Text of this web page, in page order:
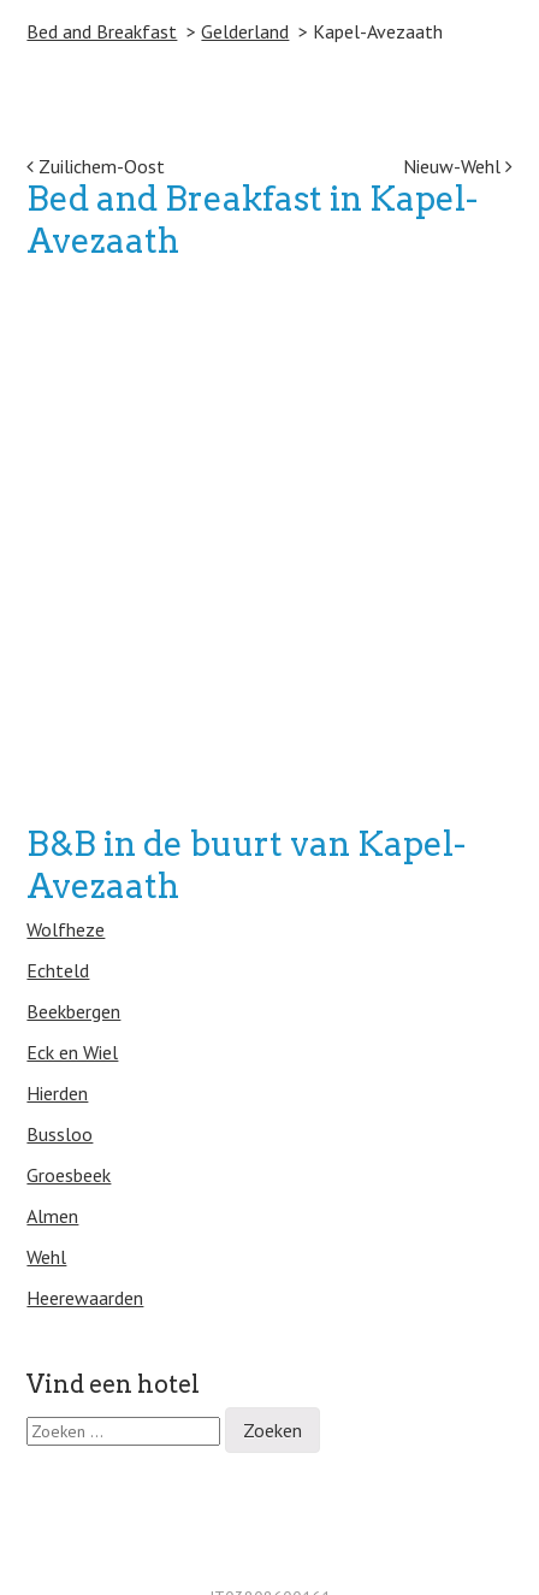
Bed and Breakfast Gelderland Kapel-Avezaath
Post navigation
Zuilichem-Oost Nieuw-Wehl
Bed and Breakfast in Kapel-
Avezaath
B&B in de buurt van Kapel-
Avezaath
Wolfheze
Echteld
Beekbergen
Eck en Wiel
Hierden
Bussloo
Groesbeek
Almen
Wehl
Heerewaarden
Vind een hotel
Z
o